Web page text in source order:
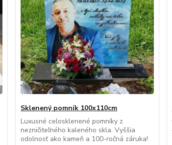
Sklenený pomník 100x110cm
Luxusné celosklenené pomníky z
nezničiteľného kaleného skla. Vyššia
odolnosť ako kameň a 100-ročná záruka!